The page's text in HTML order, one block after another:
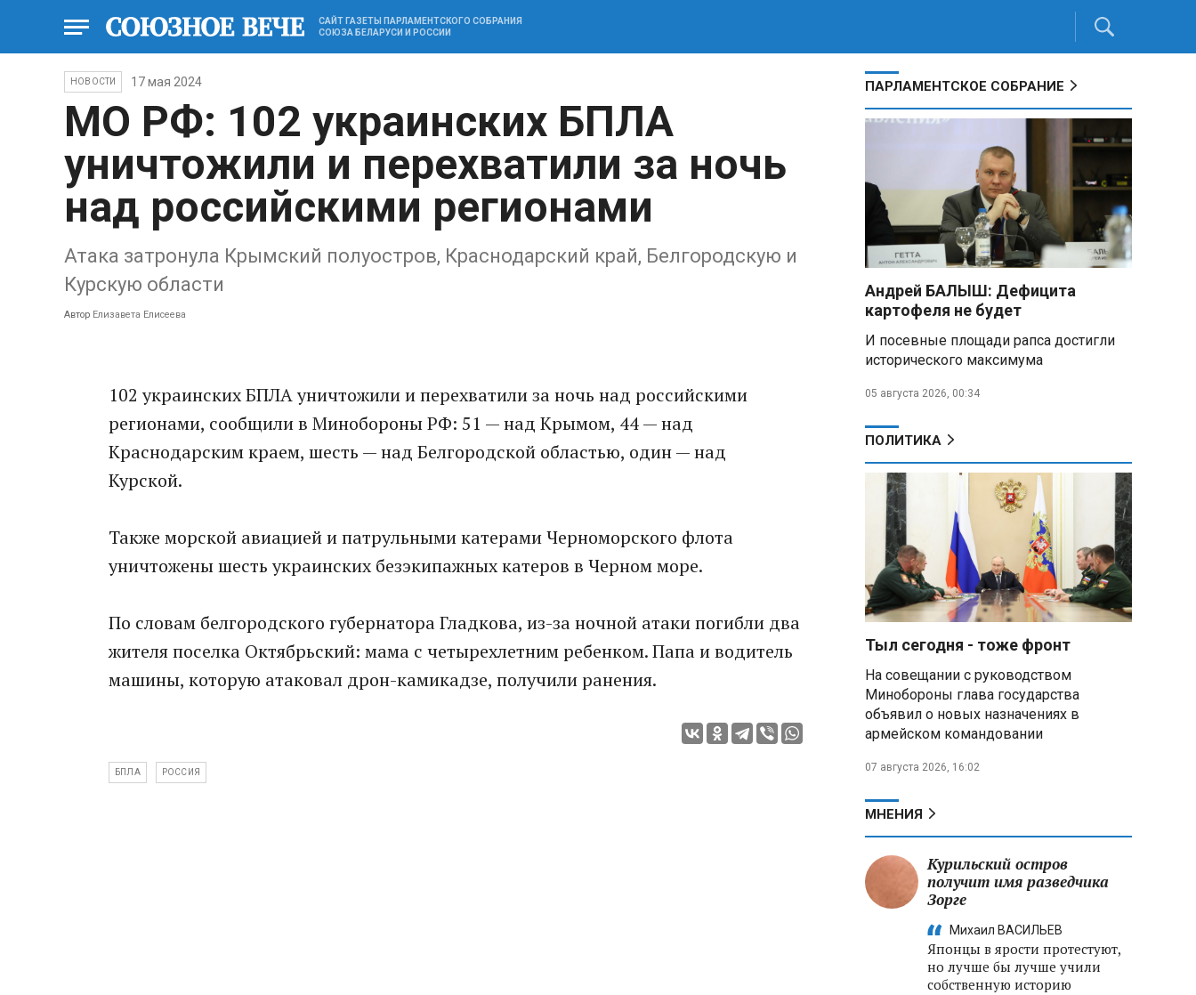
САЙТ ГАЗЕТЫ ПАРЛАМЕНТСКОГО СОБРАНИЯ
СОЮЗА БЕЛАРУСИ И РОССИИ
НОВОСТИ 17 мая 2024
МО РФ: 102 украинских БПЛА
уничтожили и перехватили за ночь
над российскими регионами
Атака затронула Крымский полуостров, Краснодарский край, Белгородскую и
Курскую области
Автор Елизавета Елисеева
102 украинских БПЛА уничтожили и перехватили за ночь над российскими
регионами, сообщили в Минобороны РФ: 51 — над Крымом, 44 — над
Краснодарским краем, шесть — над Белгородской областью, один — над
Курской.
Также морской авиацией и патрульными катерами Черноморского флота
уничтожены шесть украинских безэкипажных катеров в Черном море.
По словам белгородского губернатора Гладкова, из-за ночной атаки погибли два
жителя поселка Октябрьский: мама с четырехлетним ребенком. Папа и водитель
машины, которую атаковал дрон-камикадзе, получили ранения.
БПЛА РОССИЯ
ПАРЛАМЕНТСКОЕ СОБРАНИЕ
Андрей БАЛЫШ: Дефицита
картофеля не будет
И посевные площади рапса достигли
исторического максимума
05 августа 2026, 00:34
ПОЛИТИКА
Тыл сегодня - тоже фронт
На совещании с руководством
Минобороны глава государства
объявил о новых назначениях в
армейском командовании
07 августа 2026, 16:02
МНЕНИЯ
Курильский остров
получит имя разведчика
Зорге
Михаил ВАСИЛЬЕВ
Японцы в ярости протестуют,
но лучше бы лучше учили
собственную историю